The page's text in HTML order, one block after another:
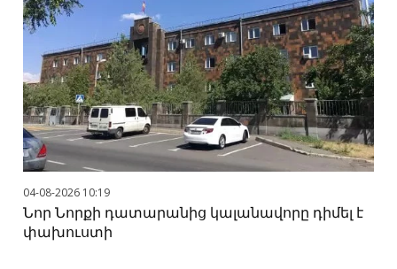
04-08-2026 10:19
Նոր Նորքի դատարանից կալանավորը դիմել է
փախուստի